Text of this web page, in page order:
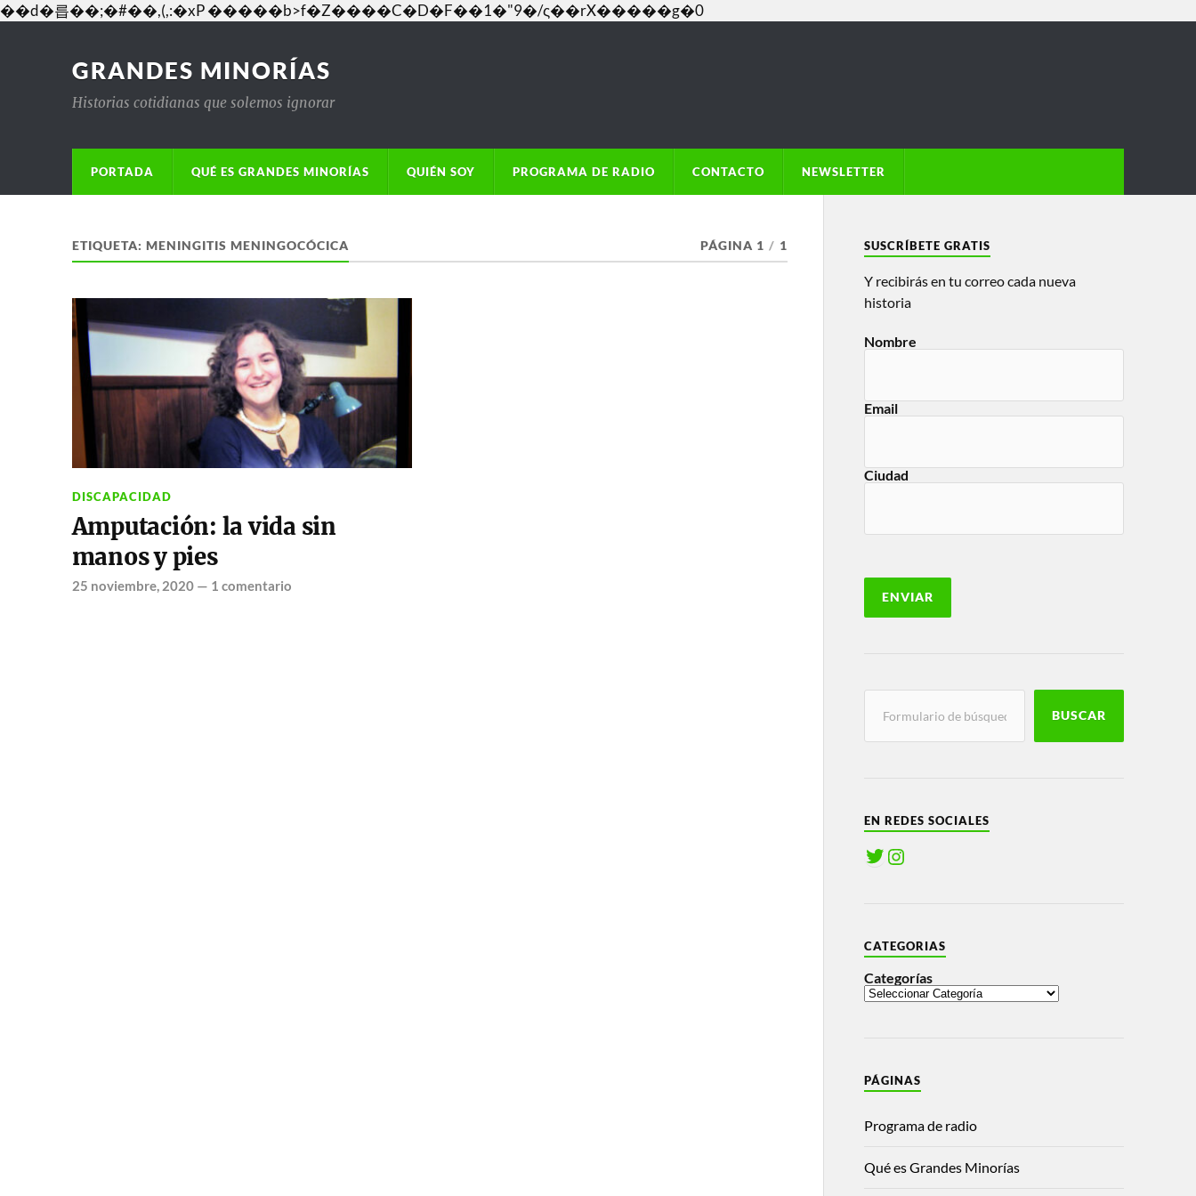
��d�릅��;�#��,(,:�xP �����b>f�Z����C�D�F��1�"9�/ς��rX�����g�0
GRANDES MINORÍAS
Historias cotidianas que solemos ignorar
PORTADA QUÉ ES GRANDES MINORÍAS QUIÉN SOY PROGRAMA DE RADIO CONTACTO NEWSLETTER
ETIQUETA: MENINGITIS MENINGOCÓCICA PÁGINA 1 / 1
DISCAPACIDAD
Amputación: la vida sin
manos y pies
25 noviembre, 2020— 1 comentario
SUSCRÍBETE GRATIS
Y recibirás en tu correo cada nueva
historia
Nombre
Email
Ciudad
BUSCAR
EN REDES SOCIALES
CATEGORIAS
Categorías
PÁGINAS
Programa de radio
Qué es Grandes Minorías